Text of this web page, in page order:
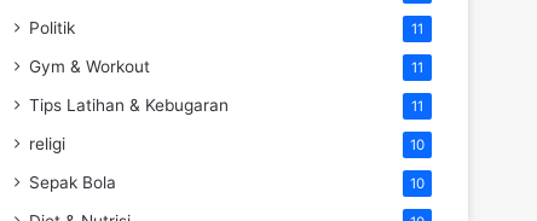
Politik 11
Gym & Workout 11
Tips Latihan & Kebugaran 11
religi 10
Sepak Bola 10